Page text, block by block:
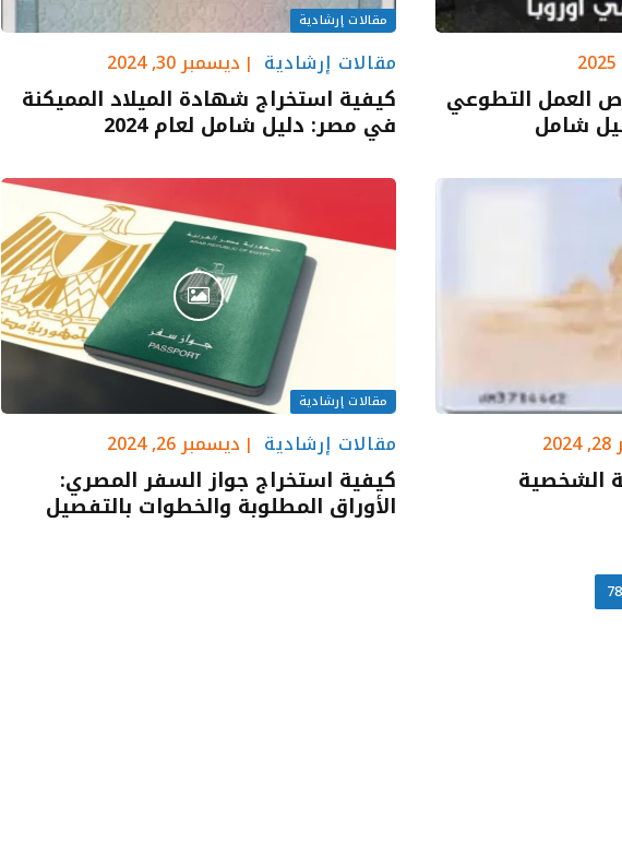
العمل التطوعي
شامل
مقالات إرشادية
مقالات إرشادية ديسمبر 30, 2024
كيفية استخراج شهادة الميلاد المميكنة
في مصر: دليل شامل لعام 2024
الشخصية
مقالات إرشادية
مقالات إرشادية ديسمبر 26, 2024
كيفية استخراج جواز السفر المصري:
الأوراق المطلوبة والخطوات بالتفصيل
78